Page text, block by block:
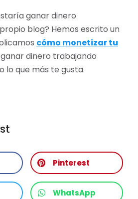
ganar dinero
blog? Hemos escrito un
cómo monetizar tu
dinero trabajando
lo que más te gusta.
Pinterest
WhatsApp